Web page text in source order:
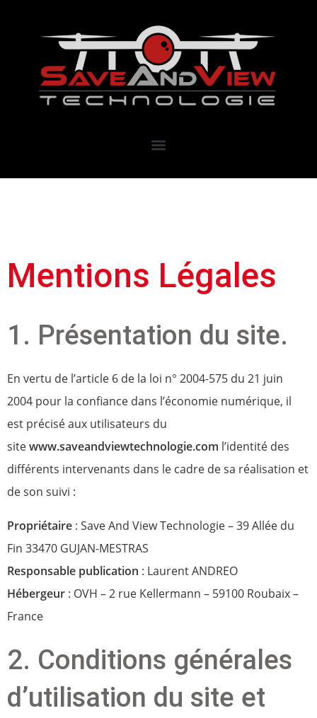
Mentions Légales
1. Présentation du site.
En vertu de l’article 6 de la loi n° 2004-575 du 21 juin
2004 pour la confiance dans l’économie numérique, il
est précisé aux utilisateurs du
sitewww.saveandviewtechnologie.com l’identité des
différents intervenants dans le cadre de sa réalisation et
de son suivi :
Propriétaire : Save And View Technologie – 39 Allée du
Fin 33470 GUJAN-MESTRAS
Responsable publication : Laurent ANDREO
Hébergeur : OVH – 2 rue Kellermann – 59100 Roubaix –
France
2. Conditions générales
d’utilisation du site et